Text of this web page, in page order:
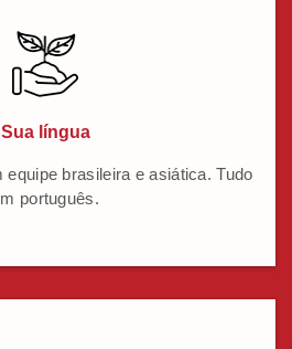
Sua língua
brasileira e asiática. Tudo
português.